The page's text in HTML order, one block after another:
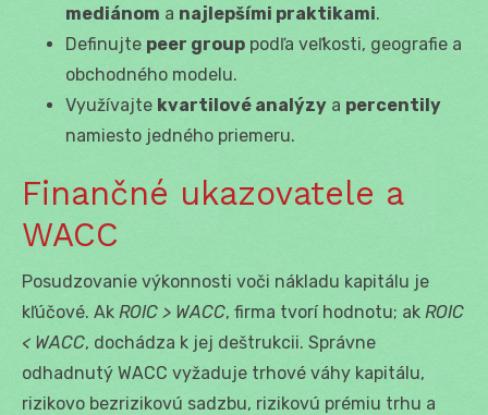
mediánom a najlepšími praktikami.
Definujte peer group podľa veľkosti, geografie a
obchodného modelu.
Využívajte kvartilové analýzy a percentily
namiesto jedného priemeru.
Finančné ukazovatele a
WACC
Posudzovanie výkonnosti voči nákladu kapitálu je
kľúčové. Ak ROIC > WACC, firma tvorí hodnotu; ak ROIC
< WACC, dochádza k jej deštrukcii. Správne
odhadnutý WACC vyžaduje trhové váhy kapitálu,
rizikovo bezrizikovú sadzbu, rizikovú prémiu trhu a